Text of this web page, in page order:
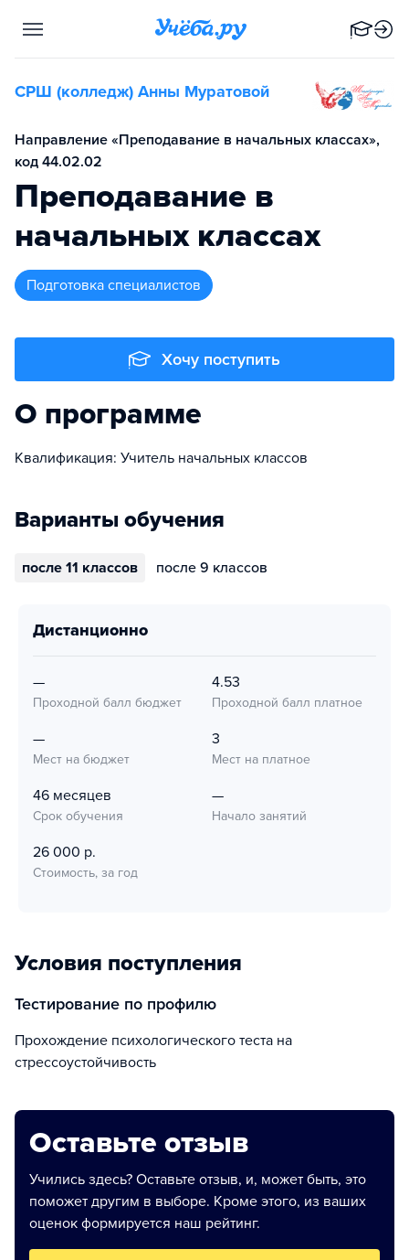
СРШ (колледж) Анны Муратовой
Направление «Преподавание в начальных классах»,
код 44.02.02
Преподавание в
начальных классах
подготовка специалистов
Хочу поступить
О программе
Квалификация: Учитель начальных классов
Варианты обучения
после 11 классов после 9 классов
дистанционно
—
Проходной балл бюджет
4.53
Проходной балл платное
—
Мест на бюджет
3
Мест на платное
46 месяцев
Срок обучения
—
Начало занятий
26 000 р.
Стоимость, за год
Условия поступления
тестирование по профилю
прохождение психологического теста на
стрессоустойчивость
Оставьте отзыв
Учились здесь? Оставьте отзыв, и, может быть, это
поможет другим в выборе. Кроме этого, из ваших
оценок формируется наш рейтинг.